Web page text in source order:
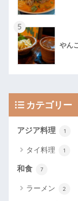
5
やん
カテゴリー
アジア料理 1
タイ料理 1
和食 7
ラーメン 2